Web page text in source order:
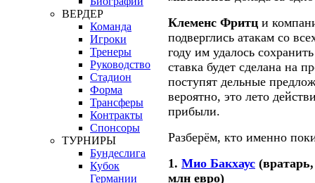
ВЕРДЕР
Команда
Игроки
Тренеры
Руководство
Стадион
Форма
Трансферы
Контракты
Спонсоры
ТУРНИРЫ
Бундеслига
Кубок
Германии
Клеменс Фритц и
подверглись атакам со
году им удалось
ставка будет сделана на
поступят дельные
вероятно, это лето
прибыли.
Разберём, кто именно
1. Мио Бакхаус
млн евро)